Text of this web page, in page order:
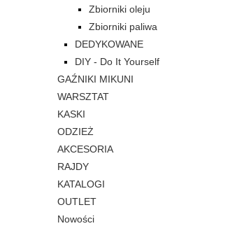
Zbiorniki oleju
Zbiorniki paliwa
DEDYKOWANE
DIY - Do It Yourself
GAŹNIKI MIKUNI
WARSZTAT
KASKI
ODZIEŻ
AKCESORIA
RAJDY
KATALOGI
OUTLET
Nowości